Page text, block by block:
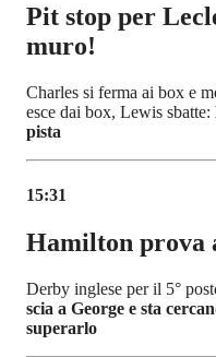
Pit stop per
muro!
Charles si ferma ai box e
esce dai box, Lewis sbatte:
pista
15:31
Hamilton prova
Derby inglese per il 5°
scia a George e sta
superarlo